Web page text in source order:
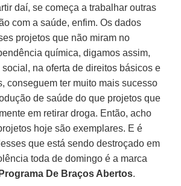
daí, se começa a trabalhar outras
com a saúde, enfim. Os dados
projetos que não miram no
química, digamos assim,
na oferta de direitos básicos e
conseguem ter muito mais sucesso
de saúde do que projetos que
em retirar droga. Então, acho
hoje são exemplares. E é
que está sendo destroçado em
toda de domingo é a marca
Programa De Braços Abertos.